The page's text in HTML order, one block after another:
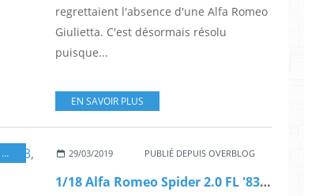
regrettaient l'absence d'une Alfa Romeo
Giulietta. C'est désormais résolu
puisque...
EN SAVOIR PLUS
29/03/2019 PUBLIÉ DEPUIS OVERBLOG
1/18 Alfa Romeo Spider 2.0 FL '83, KK Scale (KKDC180172)